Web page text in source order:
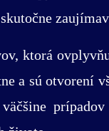
ktorá
a sú otvorení